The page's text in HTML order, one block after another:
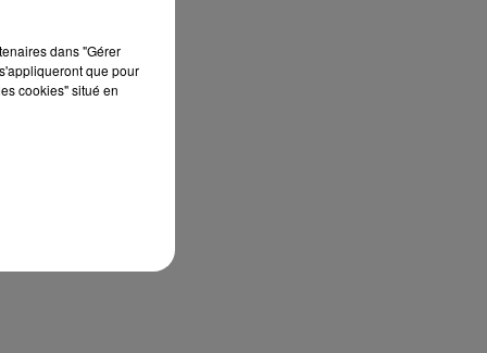
dans "Gérer
que pour
cookies" situé en